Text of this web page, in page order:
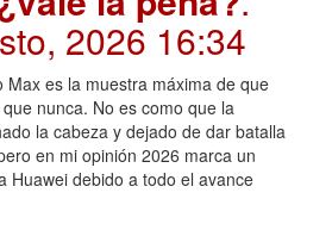
2026 16:34
Max es la muestra máxima de que
nunca. No es como que la
la cabeza y dejado de dar batalla
en mi opinión 2026 marca un
Huawei debido a todo el avance